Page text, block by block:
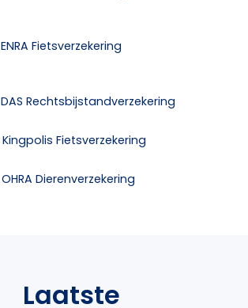
Fietsverzekering
Rechtsbijstandverzekering
Kingpolis Fietsverzekering
Dierenverzekering
Laatste